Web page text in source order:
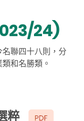
24)
聯四十八則，分
和名勝類。
粹